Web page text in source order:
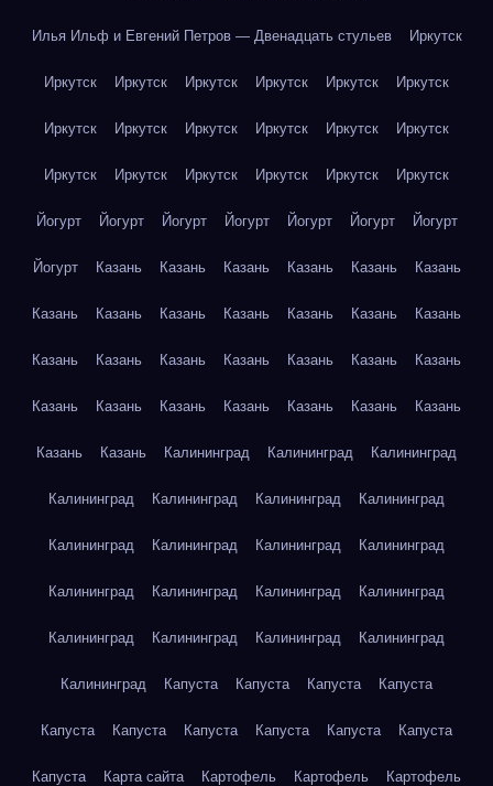
Илья Ильф и Евгений Петров — Двенадцать стульев Иркутск
Иркутск Иркутск Иркутск Иркутск Иркутск Иркутск
Иркутск Иркутск Иркутск Иркутск Иркутск Иркутск
Иркутск Иркутск Иркутск Иркутск Иркутск Иркутск
Йогурт Йогурт Йогурт Йогурт Йогурт Йогурт Йогурт
Йогурт Казань Казань Казань Казань Казань Казань
Казань Казань Казань Казань Казань Казань Казань
Казань Казань Казань Казань Казань Казань Казань
Казань Казань Казань Казань Казань Казань Казань
Казань Казань Калининград Калининград Калининград
Калининград Калининград Калининград Калининград
Калининград Калининград Калининград Калининград
Калининград Калининград Калининград Калининград
Калининград Калининград Калининград Калининград
Калининград Капуста Капуста Капуста Капуста
Капуста Капуста Капуста Капуста Капуста Капуста
Капуста Карта сайта Картофель Картофель Картофель